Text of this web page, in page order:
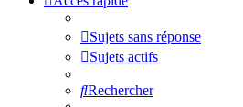
Sujets sans réponse
Sujets actifs
Rechercher